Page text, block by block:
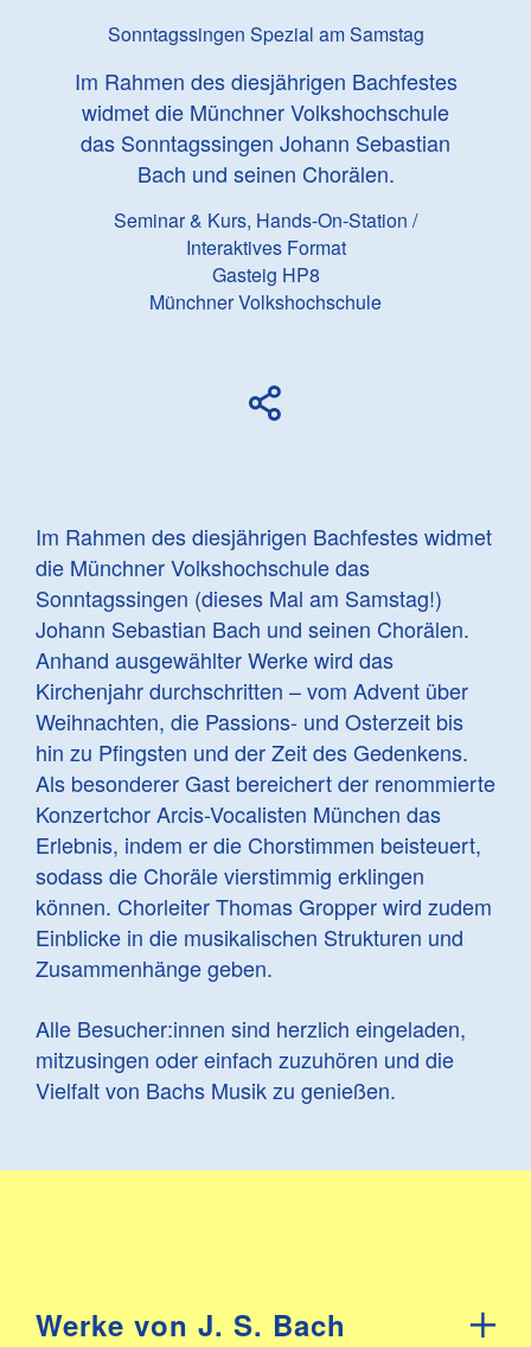
Sonntagssingen Spezial am Samstag
Im Rahmen des diesjährigen Bachfestes
widmet die Münchner Volkshochschule
das Sonntagssingen Johann Sebastian
Bach und seinen Chorälen.
Seminar & Kurs, Hands-On-Station /
Interaktives Format
Gasteig HP8
Münchner Volkshochschule
Im Rahmen des diesjährigen Bachfestes widmet
die Münchner Volkshochschule das
Sonntagssingen (dieses Mal am Samstag!)
Johann Sebastian Bach und seinen Chorälen.
Anhand ausgewählter Werke wird das
Kirchenjahr durchschritten – vom Advent über
Weihnachten, die Passions- und Osterzeit bis
hin zu Pfingsten und der Zeit des Gedenkens.
Als besonderer Gast bereichert der renommierte
Konzertchor Arcis-Vocalisten München das
Erlebnis, indem er die Chorstimmen beisteuert,
sodass die Choräle vierstimmig erklingen
können. Chorleiter Thomas Gropper wird zudem
Einblicke in die musikalischen Strukturen und
Zusammenhänge geben.
Alle Besucher:innen sind herzlich eingeladen,
mitzusingen oder einfach zuzuhören und die
Vielfalt von Bachs Musik zu genießen.
Werke von J. S. Bach